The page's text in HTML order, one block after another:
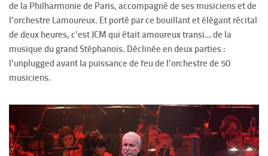
de la Philharmonie de Paris, accompagné de ses musiciens et de
l’orchestre Lamoureux. Et porté par ce bouillant et élégant récital
de deux heures, c’est JCM qui était amoureux transi… de la
musique du grand Stéphanois. Déclinée en deux parties :
l’unplugged avant la puissance de feu de l’orchestre de 50
musiciens.